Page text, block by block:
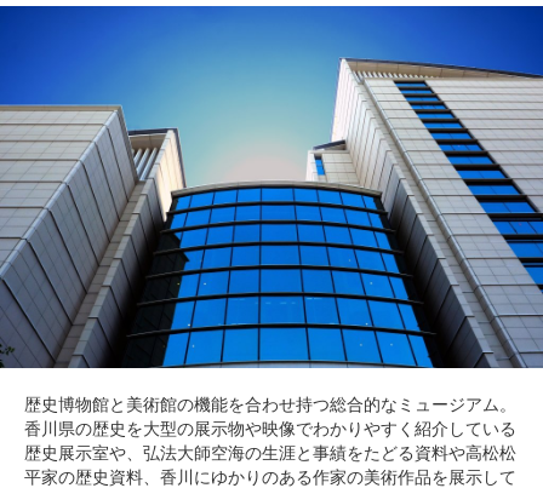
歴史博物館と美術館の機能を合わせ持つ総合的なミュージアム。
香川県の歴史を大型の展示物や映像でわかりやすく紹介している
歴史展示室や、弘法大師空海の生涯と事績をたどる資料や高松松
平家の歴史資料、香川にゆかりのある作家の美術作品を展示して